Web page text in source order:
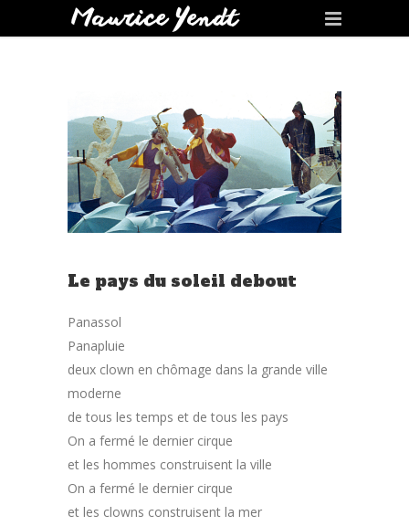
Le pays du soleil debout
Panassol
Panapluie
deux clown en chômage dans la grande ville
moderne
de tous les temps et de tous les pays
On a fermé le dernier cirque
et les hommes construisent la ville
On a fermé le dernier cirque
et les clowns construisent la mer